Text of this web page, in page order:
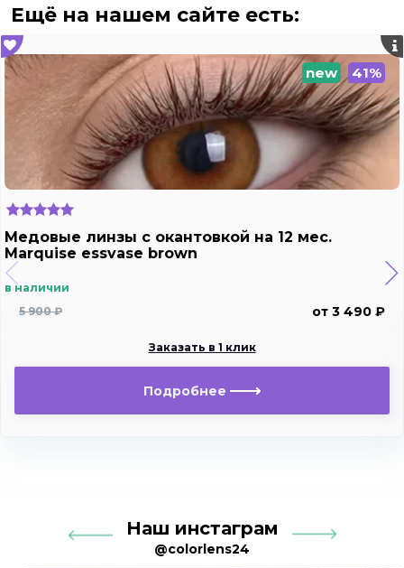
Ещё на нашем сайте есть:
new 41%
Медовые линзы c окантовкой на 12 мес.
Marquise essvase brown
в наличии
5 900 ₽
от 3 490 ₽
Заказать в 1 клик
Подробнее
Наш инстаграм
@colorlens24